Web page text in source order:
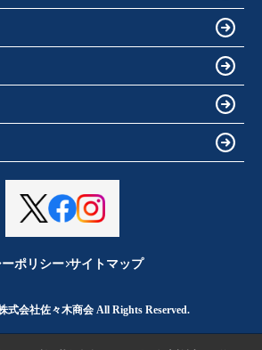
ポリシー サイトマップ
式会社佐々木商会 All Rights Reserved.